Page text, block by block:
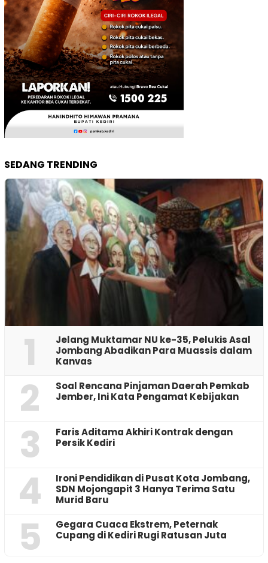
SEDANG TRENDING
1
Jelang Muktamar NU ke-35, Pelukis Asal
Jombang Abadikan Para Muassis dalam
Kanvas
2
‎Soal Rencana Pinjaman Daerah Pemkab
Jember, Ini Kata Pengamat Kebijakan ‎
3
Faris Aditama Akhiri Kontrak dengan
Persik Kediri
4
Ironi Pendidikan di Pusat Kota Jombang,
SDN Mojongapit 3 Hanya Terima Satu
Murid Baru
5
‎Gegara Cuaca Ekstrem, Peternak
Cupang di Kediri Rugi Ratusan Juta